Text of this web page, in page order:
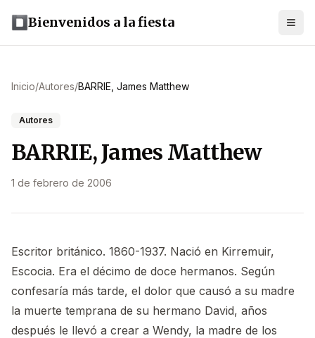
Bienvenidos a la fiesta
Inicio/Autores/BARRIE, James Matthew
Autores
BARRIE, James Matthew
1 de febrero de 2006
Escritor británico. 1860-1937. Nació en Kirremuir,
Escocia. Era el décimo de doce hermanos. Según
confesaría más tarde, el dolor que causó a su madre
la muerte temprana de su hermano David, años
después le llevó a crear a Wendy, la madre de los